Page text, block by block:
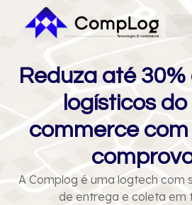
Reduza até
logísticos do
commerce
A Complog é uma logtech com
de entrega e coleta em